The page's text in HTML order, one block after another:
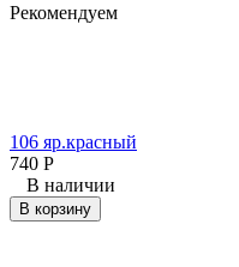
Рекомендуем
106 яр.красный
740 Р
В наличии
В корзину